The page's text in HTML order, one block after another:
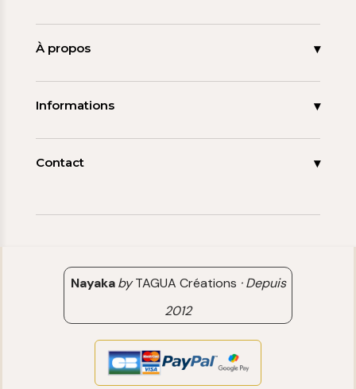
Accueil
À propos
La tagua
Informations
Mon compte
Contact
Nayaka byTAGUA Créations ·Depuis
2012